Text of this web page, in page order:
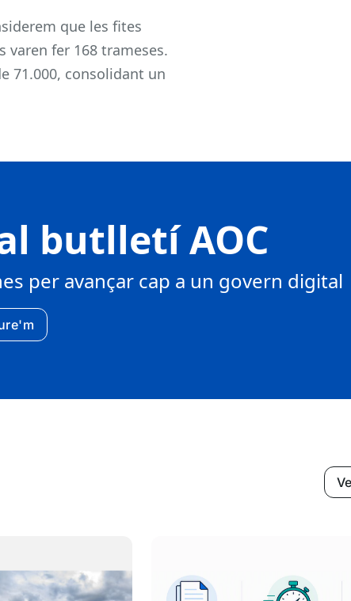
que les fites
varen fer 168 trameses.
71.000, consolidant un
butlletí AOC
per avançar cap a un govern digital